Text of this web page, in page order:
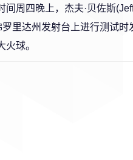
间周四晚上，杰夫·贝佐斯
罗里达州发射台上进行测试
火球。